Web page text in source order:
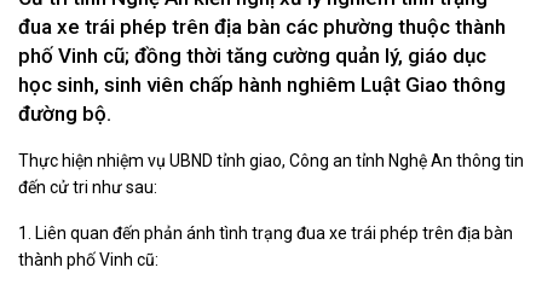
đua xe trái phép trên địa bàn các phường thuộc thành
phố Vinh cũ; đồng thời tăng cường quản lý, giáo dục
học sinh, sinh viên chấp hành nghiêm Luật Giao thông
đường bộ.
Thực hiện nhiệm vụ UBND tỉnh giao, Công an tỉnh Nghệ An thông tin
đến cử tri như sau:
1. Liên quan đến phản ánh tình trạng đua xe trái phép trên địa bàn
thành phố Vinh cũ: